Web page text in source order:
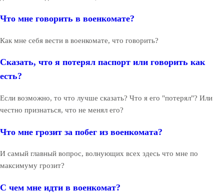
Что мне говорить в военкомате?
Как мне себя вести в военкомате, что говорить?
Сказать, что я потерял паспорт или говорить как
есть?
Если возможно, то что лучше сказать? Что я его "потерял"? Или
честно признаться, что не менял его?
Что мне грозит за побег из военкомата?
И самый главный вопрос, волнующих всех здесь что мне по
максимуму грозит?
С чем мне идти в военкомат?